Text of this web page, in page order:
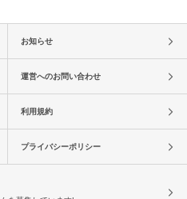
お知らせ
運営へのお問い合わせ
利用規約
プライバシーポリシー